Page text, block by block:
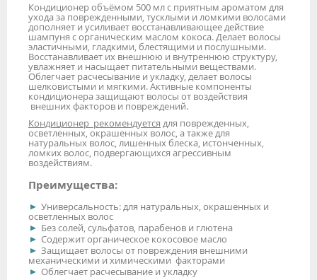
Кондиционер объёмом 500 мл с приятным ароматом для
ухода за поврежденными, тусклыми и ломкими волосами
дополняет и усиливает восстанавливающее действие
шампуня с органическим маслом кокоса. Делает волосы
эластичными, гладкими, блестящими и послушными.
Восстанавливает их внешнюю и внутреннюю структуру,
увлажняет и насыщает питательными веществами.
Облегчает расчесывание и укладку, делает волосы
шелковистыми и мягкими. Активные компоненты
кондиционера защищают волосы от воздействия
внешних факторов и повреждений.
Кондиционер рекомендуется для поврежденных,
осветленных, окрашенных волос, а также для
натуральных волос, лишенных блеска, истонченных,
ломких волос, подвергающихся агрессивным
воздействиям.
Преимущества:
Универсальность: для натуральных, окрашенных и
осветленных волос
Без солей, сульфатов, парабенов и глютена
Содержит органическое кокосовое масло
Защищает волосы от повреждения внешними
механическими и химическими факторами
Облегчает расчесывание и укладку